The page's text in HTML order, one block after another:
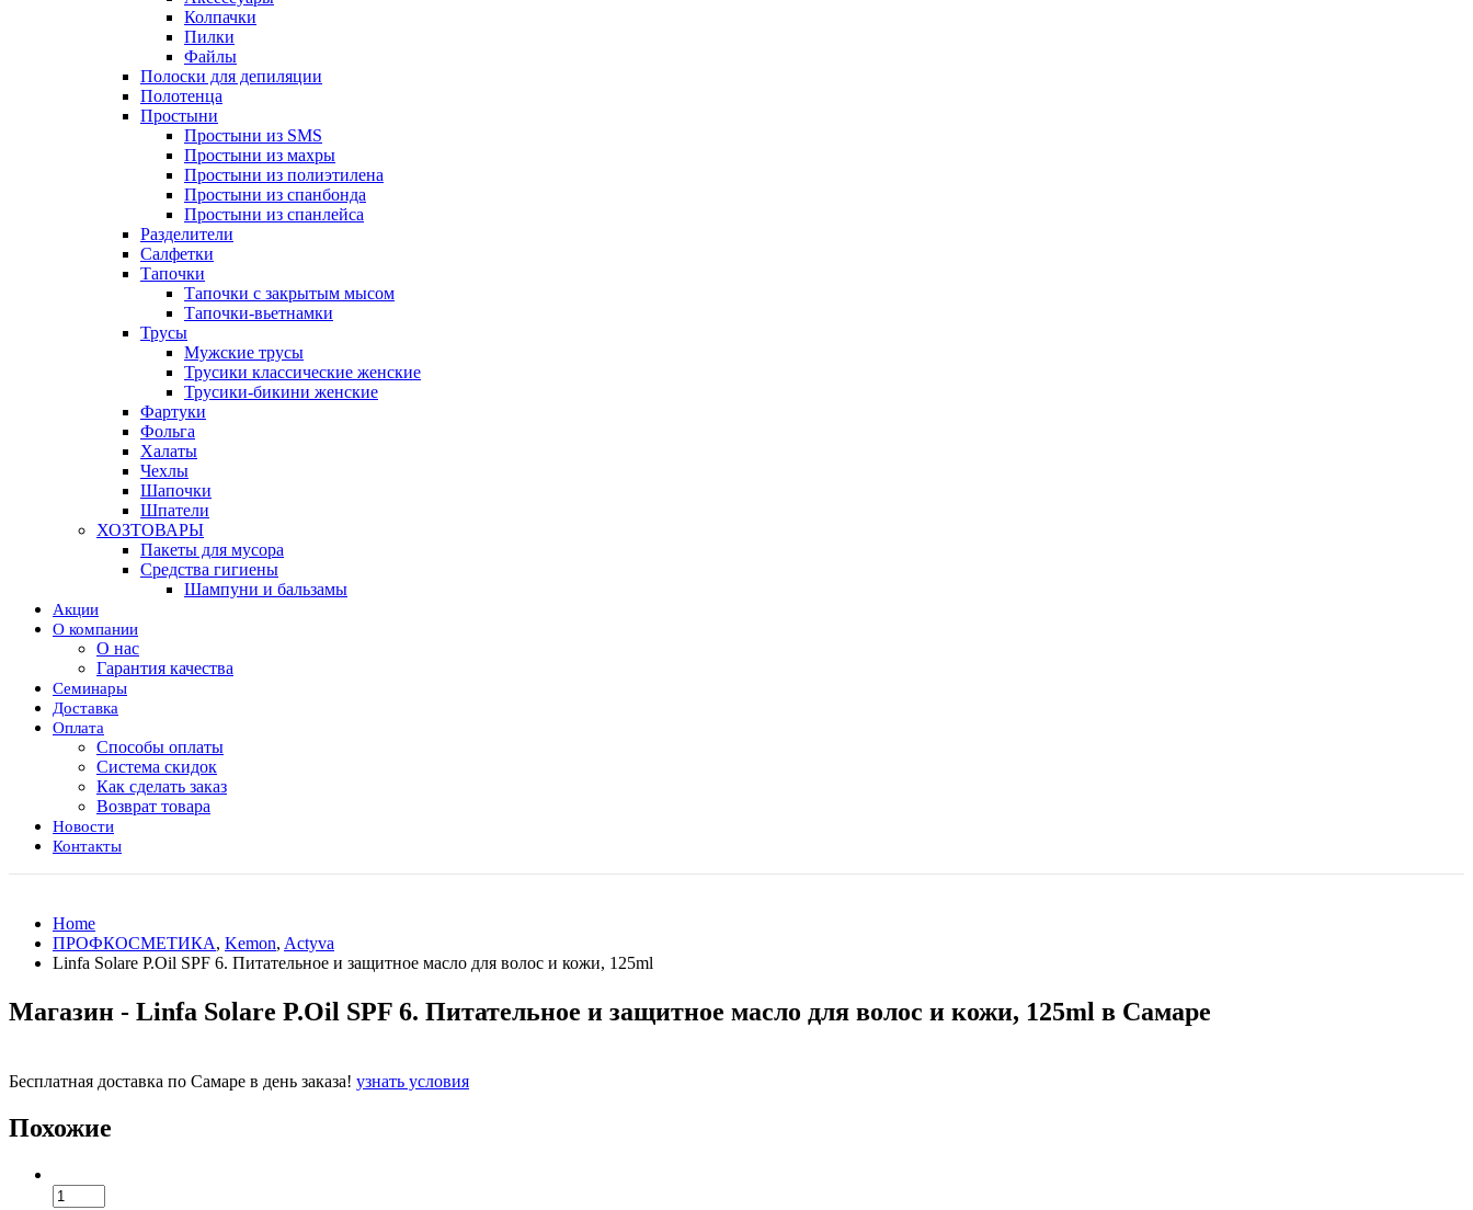
Колпачки
Пилки
Файлы
Полоски для депиляции
Полотенца
Простыни
Простыни из SMS
Простыни из махры
Простыни из полиэтилена
Простыни из спанбонда
Простыни из спанлейса
Разделители
Салфетки
Тапочки
Тапочки с закрытым мысом
Тапочки-вьетнамки
Трусы
Мужские трусы
Трусики классические женские
Трусики-бикини женские
Фартуки
Фольга
Халаты
Чехлы
Шапочки
Шпатели
ХОЗТОВАРЫ
Пакеты для мусора
Средства гигиены
Шампуни и бальзамы
Акции
О компании
О нас
Гарантия качества
Семинары
Доставка
Оплата
Способы оплаты
Система скидок
Как сделать заказ
Возврат товара
Новости
Контакты
Home
ПРОФКОСМЕТИКА, Kemon, Actyva
Linfa Solare P.Oil SPF 6. Питательное и защитное масло для волос и кожи, 125ml
Магазин - Linfa Solare P.Oil SPF 6. Питательное и защитное масло для волос и кожи, 125ml в Самаре
Бесплатная доставка по Самаре в день заказа! узнать условия
Похожие